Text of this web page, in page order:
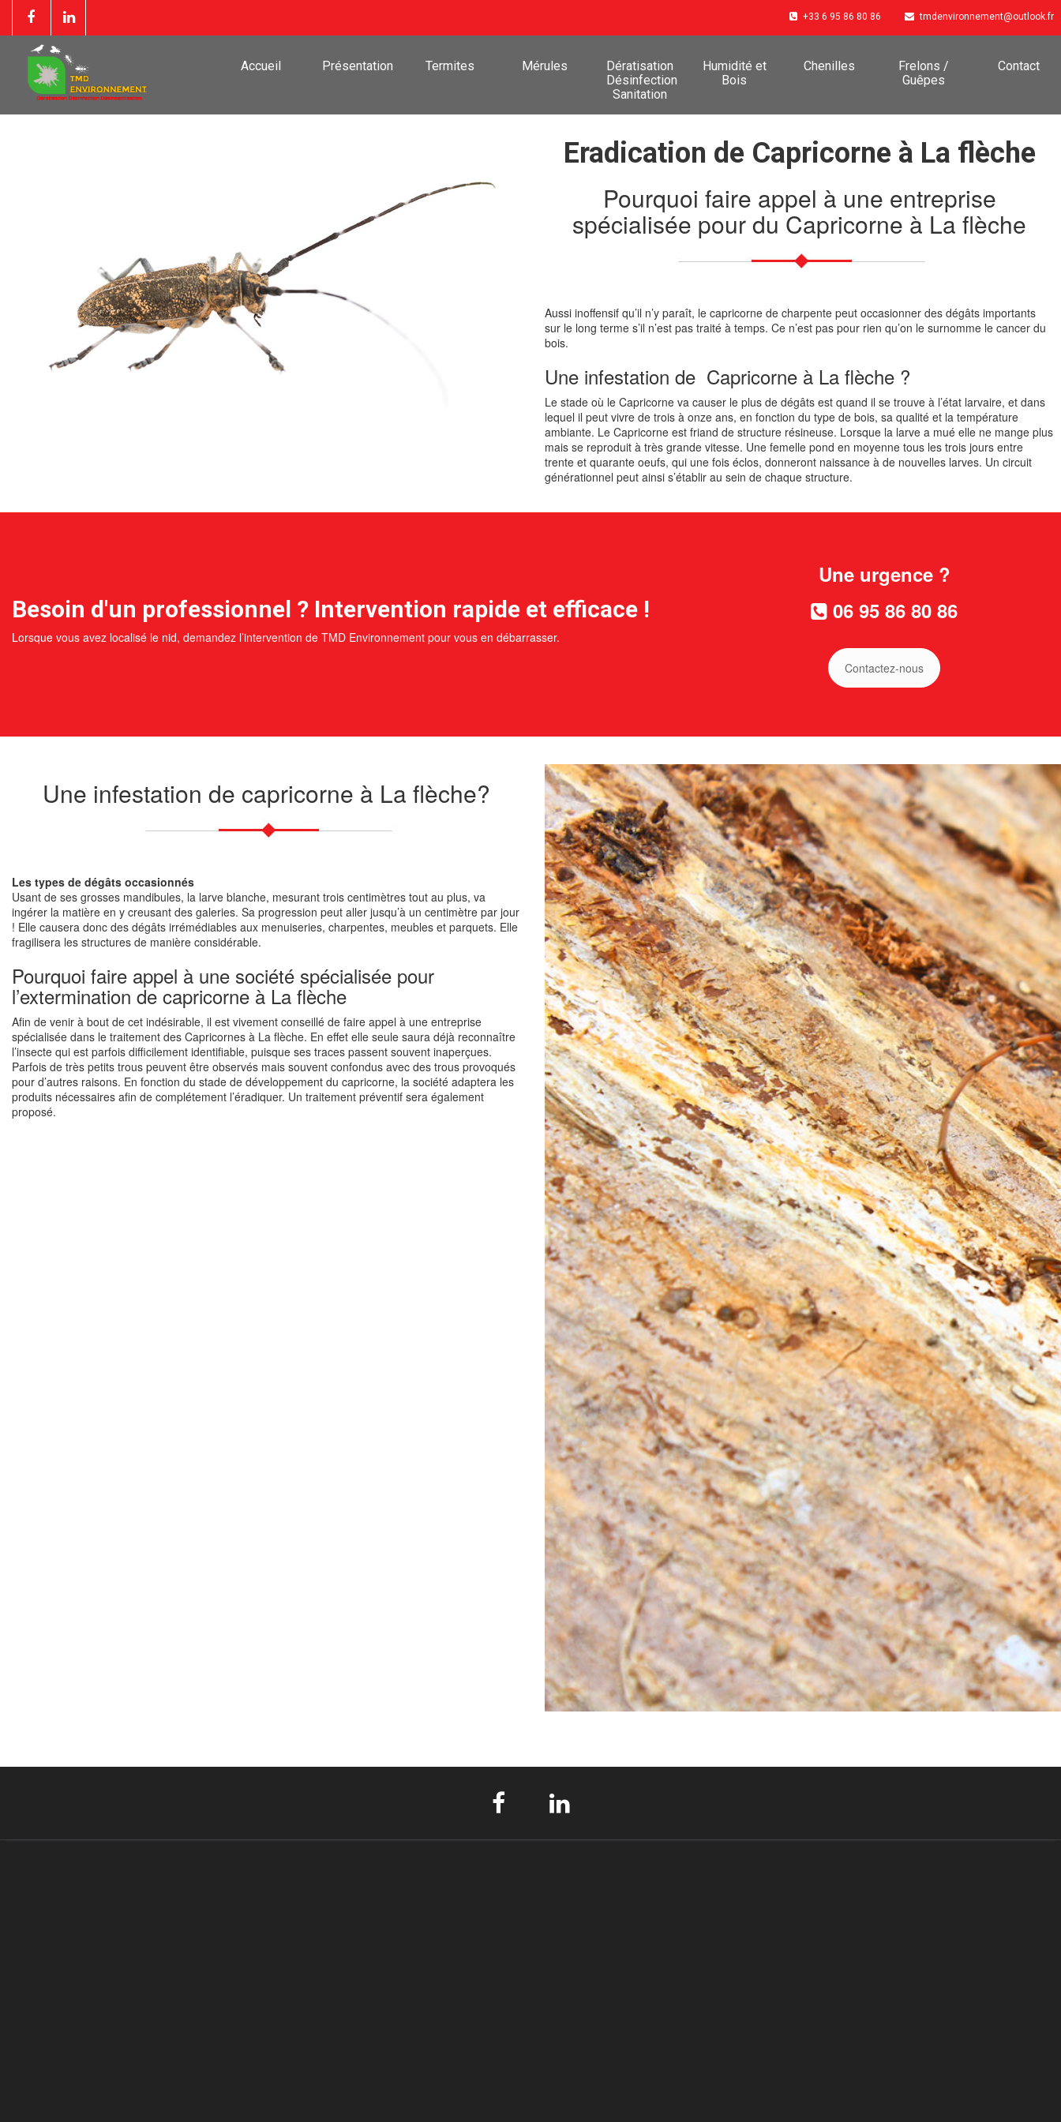
+33 6 95 86 80 86 tmdenvironnement@outlook.fr
Accueil Présentation Termites Mérules
Dératisation
Désinfection
Sanitation
Humidité et
Bois
Chenilles
Frelons /
Guêpes
Contact
Eradication de Capricorne à La flèche
Pourquoi faire appel à une entreprise
spécialisée pour du Capricorne à La flèche
Aussi inoffensif qu’il n’y paraît, le capricorne de charpente peut occasionner des dégâts importants
sur le long terme s’il n’est pas traité à temps. Ce n’est pas pour rien qu’on le surnomme le cancer du
bois.
Une infestation de Capricorne à La flèche ?
Le stade où le Capricorne va causer le plus de dégâts est quand il se trouve à l’état larvaire, et dans
lequel il peut vivre de trois à onze ans, en fonction du type de bois, sa qualité et la température
ambiante. Le Capricorne est friand de structure résineuse. Lorsque la larve a mué elle ne mange plus
mais se reproduit à très grande vitesse. Une femelle pond en moyenne tous les trois jours entre
trente et quarante oeufs, qui une fois éclos, donneront naissance à de nouvelles larves. Un circuit
générationnel peut ainsi s’établir au sein de chaque structure.
Besoin d'un professionnel ? Intervention rapide et efficace !
Lorsque vous avez localisé le nid, demandez l’intervention de TMD Environnement pour vous en débarrasser.
Une urgence ?
06 95 86 80 86
Contactez-nous
Une infestation de capricorne à La flèche?
Les types de dégâts occasionnés
Usant de ses grosses mandibules, la larve blanche, mesurant trois centimètres tout au plus, va
ingérer la matière en y creusant des galeries. Sa progression peut aller jusqu’à un centimètre par jour
! Elle causera donc des dégâts irrémédiables aux menuiseries, charpentes, meubles et parquets. Elle
fragilisera les structures de manière considérable.
Pourquoi faire appel à une société spécialisée pour
l’extermination de capricorne à La flèche
Afin de venir à bout de cet indésirable, il est vivement conseillé de faire appel à une entreprise
spécialisée dans le traitement des Capricornes à La flèche. En effet elle seule saura déjà reconnaître
l’insecte qui est parfois difficilement identifiable, puisque ses traces passent souvent inaperçues.
Parfois de très petits trous peuvent être observés mais souvent confondus avec des trous provoqués
pour d’autres raisons. En fonction du stade de développement du capricorne, la société adaptera les
produits nécessaires afin de complétement l’éradiquer. Un traitement préventif sera également
proposé.